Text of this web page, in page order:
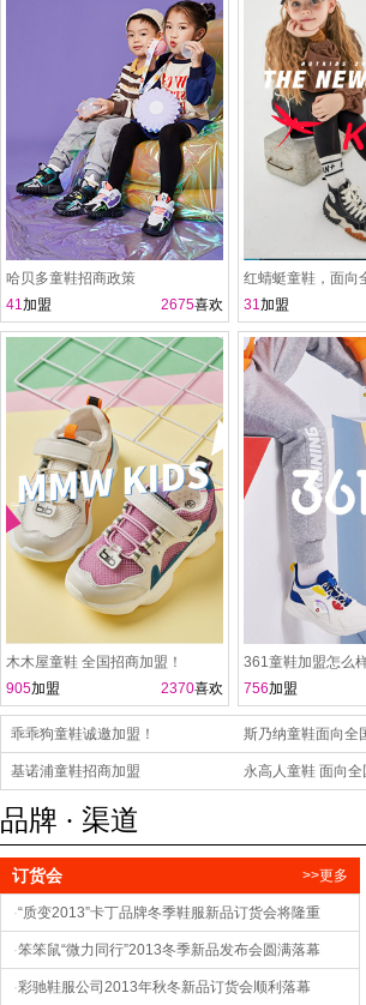
哈贝多童鞋招商政策
2675喜欢
41加盟 31加盟
木木屋童鞋 全国招商加盟！
2370喜欢
905加盟
361童鞋加盟怎么
756加盟
乖乖狗童鞋诚邀加盟！ 斯乃纳童鞋面向全
基诺浦童鞋招商加盟 永高人童鞋 面向
品牌 · 渠道
订货会 >>更多
·“质变2013”卡丁品牌冬季鞋服新品订货会将隆重
·笨笨鼠“微力同行”2013冬季新品发布会圆满落幕
·彩驰鞋服公司2013年秋冬新品订货会顺利落幕